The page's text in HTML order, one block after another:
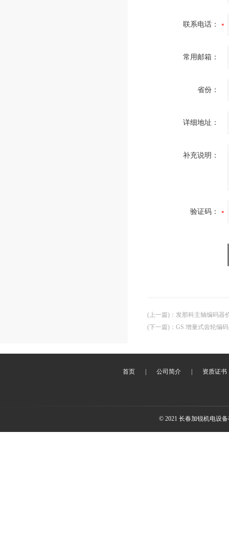
联系电话：
常用邮箱：
省份：
详细地址：
补充说明：
验证码：
(上一篇) ： 发那科主轴编码器
(下一篇) ： GS 增量式齿轮编
首页 公司简介 资质证书
© 2021 长春加锐机电设